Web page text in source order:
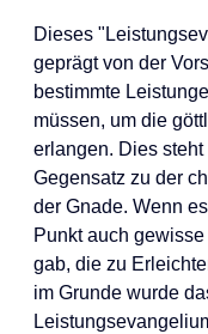
Dieses
geprägt von der
bestimmte
müssen, um die
erlangen. Dies steht
Gegensatz zu der
der Gnade. Wenn
Punkt auch
gab, die zu
im Grunde wurde